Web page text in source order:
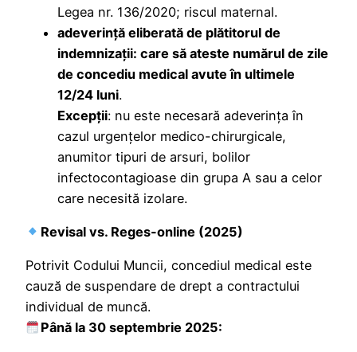
Legea nr. 136/2020; riscul maternal.
adeverinţă eliberată de plătitorul de
indemnizaţii: care să ateste numărul de zile
de concediu medical avute în ultimele
12/24 luni.
Excepţii: nu este necesară adeverinţa în
cazul urgenţelor medico-chirurgicale,
anumitor tipuri de arsuri, bolilor
infectocontagioase din grupa A sau a celor
care necesită izolare.
Revisal vs. Reges-online (2025)
Potrivit Codului Muncii, concediul medical este
cauză de suspendare de drept a contractului
individual de muncă.
Până la 30 septembrie 2025: